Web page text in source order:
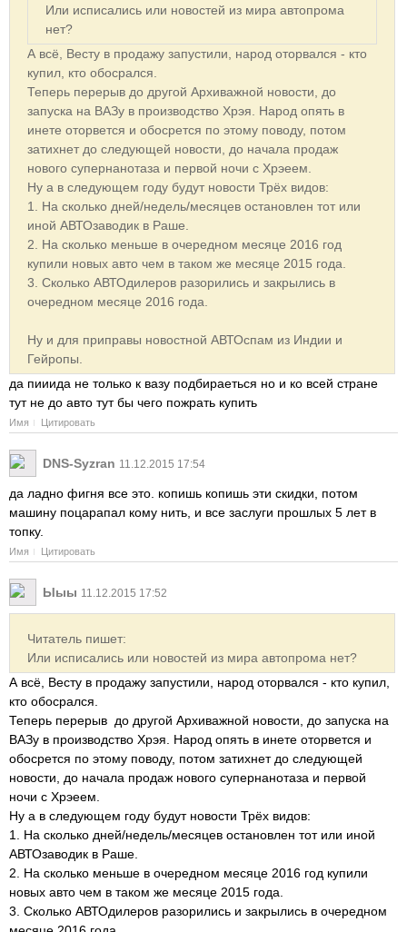
Или исписались или новостей из мира автопрома
нет?
А всё, Весту в продажу запустили, народ оторвался - кто
купил, кто обосрался.
Теперь перерыв до другой Архиважной новости, до
запуска на ВАЗу в производство Хрэя. Народ опять в
инете оторвется и обосрется по этому поводу, потом
затихнет до следующей новости, до начала продаж
нового супернанотаза и первой ночи с Хрэеем.
Ну а в следующем году будут новости Трёх видов:
1. На сколько дней/недель/месяцев остановлен тот или
иной АВТОзаводик в Раше.
2. На сколько меньше в очередном месяце 2016 год
купили новых авто чем в таком же месяце 2015 года.
3. Сколько АВТОдилеров разорились и закрылись в
очередном месяце 2016 года.
Ну и для приправы новостной АВТОспам из Индии и
Гейропы.
да пииида не только к вазу подбираеться но и ко всей стране
тут не до авто тут бы чего пожрать купить
Имя Цитировать
DNS-Syzran 11.12.2015 17:54
да ладно фигня все это. копишь копишь эти скидки, потом
машину поцарапал кому нить, и все заслуги прошлых 5 лет в
топку.
Имя Цитировать
Ыыы 11.12.2015 17:52
Читатель пишет:
Или исписались или новостей из мира автопрома нет?
А всё, Весту в продажу запустили, народ оторвался - кто купил,
кто обосрался.
Теперь перерыв до другой Архиважной новости, до запуска на
ВАЗу в производство Хрэя. Народ опять в инете оторвется и
обосрется по этому поводу, потом затихнет до следующей
новости, до начала продаж нового супернанотаза и первой
ночи с Хрэеем.
Ну а в следующем году будут новости Трёх видов:
1. На сколько дней/недель/месяцев остановлен тот или иной
АВТОзаводик в Раше.
2. На сколько меньше в очередном месяце 2016 год купили
новых авто чем в таком же месяце 2015 года.
3. Сколько АВТОдилеров разорились и закрылись в очередном